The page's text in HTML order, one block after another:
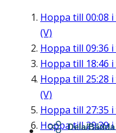
Hoppa till 00:08 i
(V)
Hoppa till 09:36 i
Hoppa till 18:46 i
Hoppa till 25:28 i
(V)
Hoppa till 27:35 i
Hoppa till29:39i
Dela/